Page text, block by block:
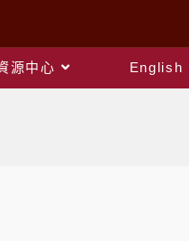
源中心 English